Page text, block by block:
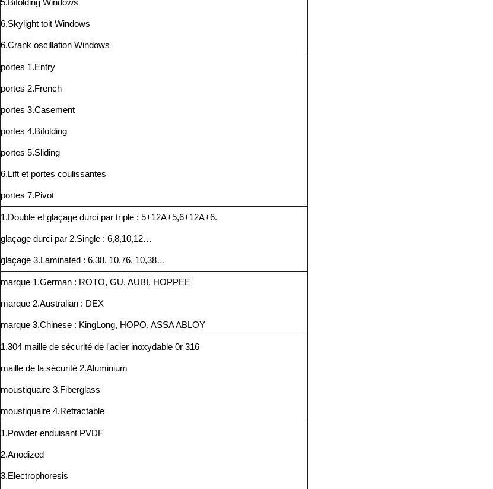
5.Bifolding Windows
6.Skylight toit Windows
6.Crank oscillation Windows
portes 1.Entry
portes 2.French
portes 3.Casement
portes 4.Bifolding
portes 5.Sliding
6.Lift et portes coulissantes
portes 7.Pivot
1.Double et glaçage durci par triple : 5+12A+5,6+12A+6.
glaçage durci par 2.Single : 6,8,10,12…
glaçage 3.Laminated : 6,38, 10,76, 10,38…
marque 1.German : ROTO, GU, AUBI, HOPPEE
marque 2.Australian : DEX
marque 3.Chinese : KingLong, HOPO, ASSA ABLOY
1,304 maille de sécurité de l'acier inoxydable 0r 316
maille de la sécurité 2.Aluminium
moustiquaire 3.Fiberglass
moustiquaire 4.Retractable
1.Powder enduisant PVDF
2.Anodized
3.Electrophoresis